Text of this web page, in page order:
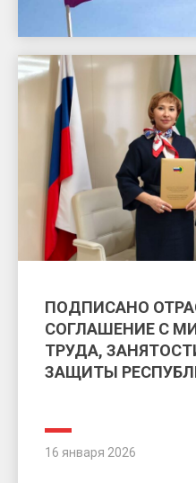
ПОДПИСАНО
СОГЛАШЕНИЕ С
ТРУДА,
ЗАЩИТЫ
16 января 2026